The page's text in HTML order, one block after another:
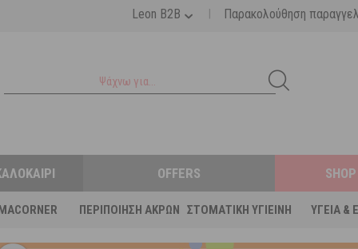
Leon B2B | Παρακολούθηση
ΠΕΡΙΠΟΊΗΣΗ ΆΚΡΩΝ ΣΤΟΜΑΤΙΚΉ ΥΓΙΕΙΝΉ ΥΓΕΊΑ &
OFFERS